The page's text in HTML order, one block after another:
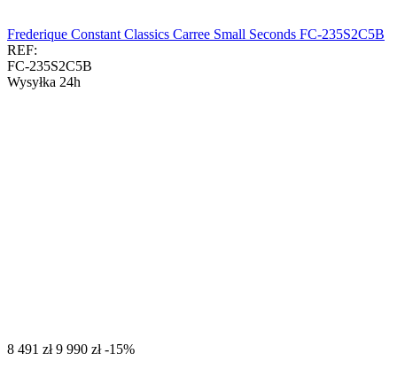
Frederique Constant Classics Carree Small Seconds FC-235S2C5B
REF:
FC-235S2C5B
Wysyłka 24h
‍8 491‍ zł ‍9 990‍ zł -15%